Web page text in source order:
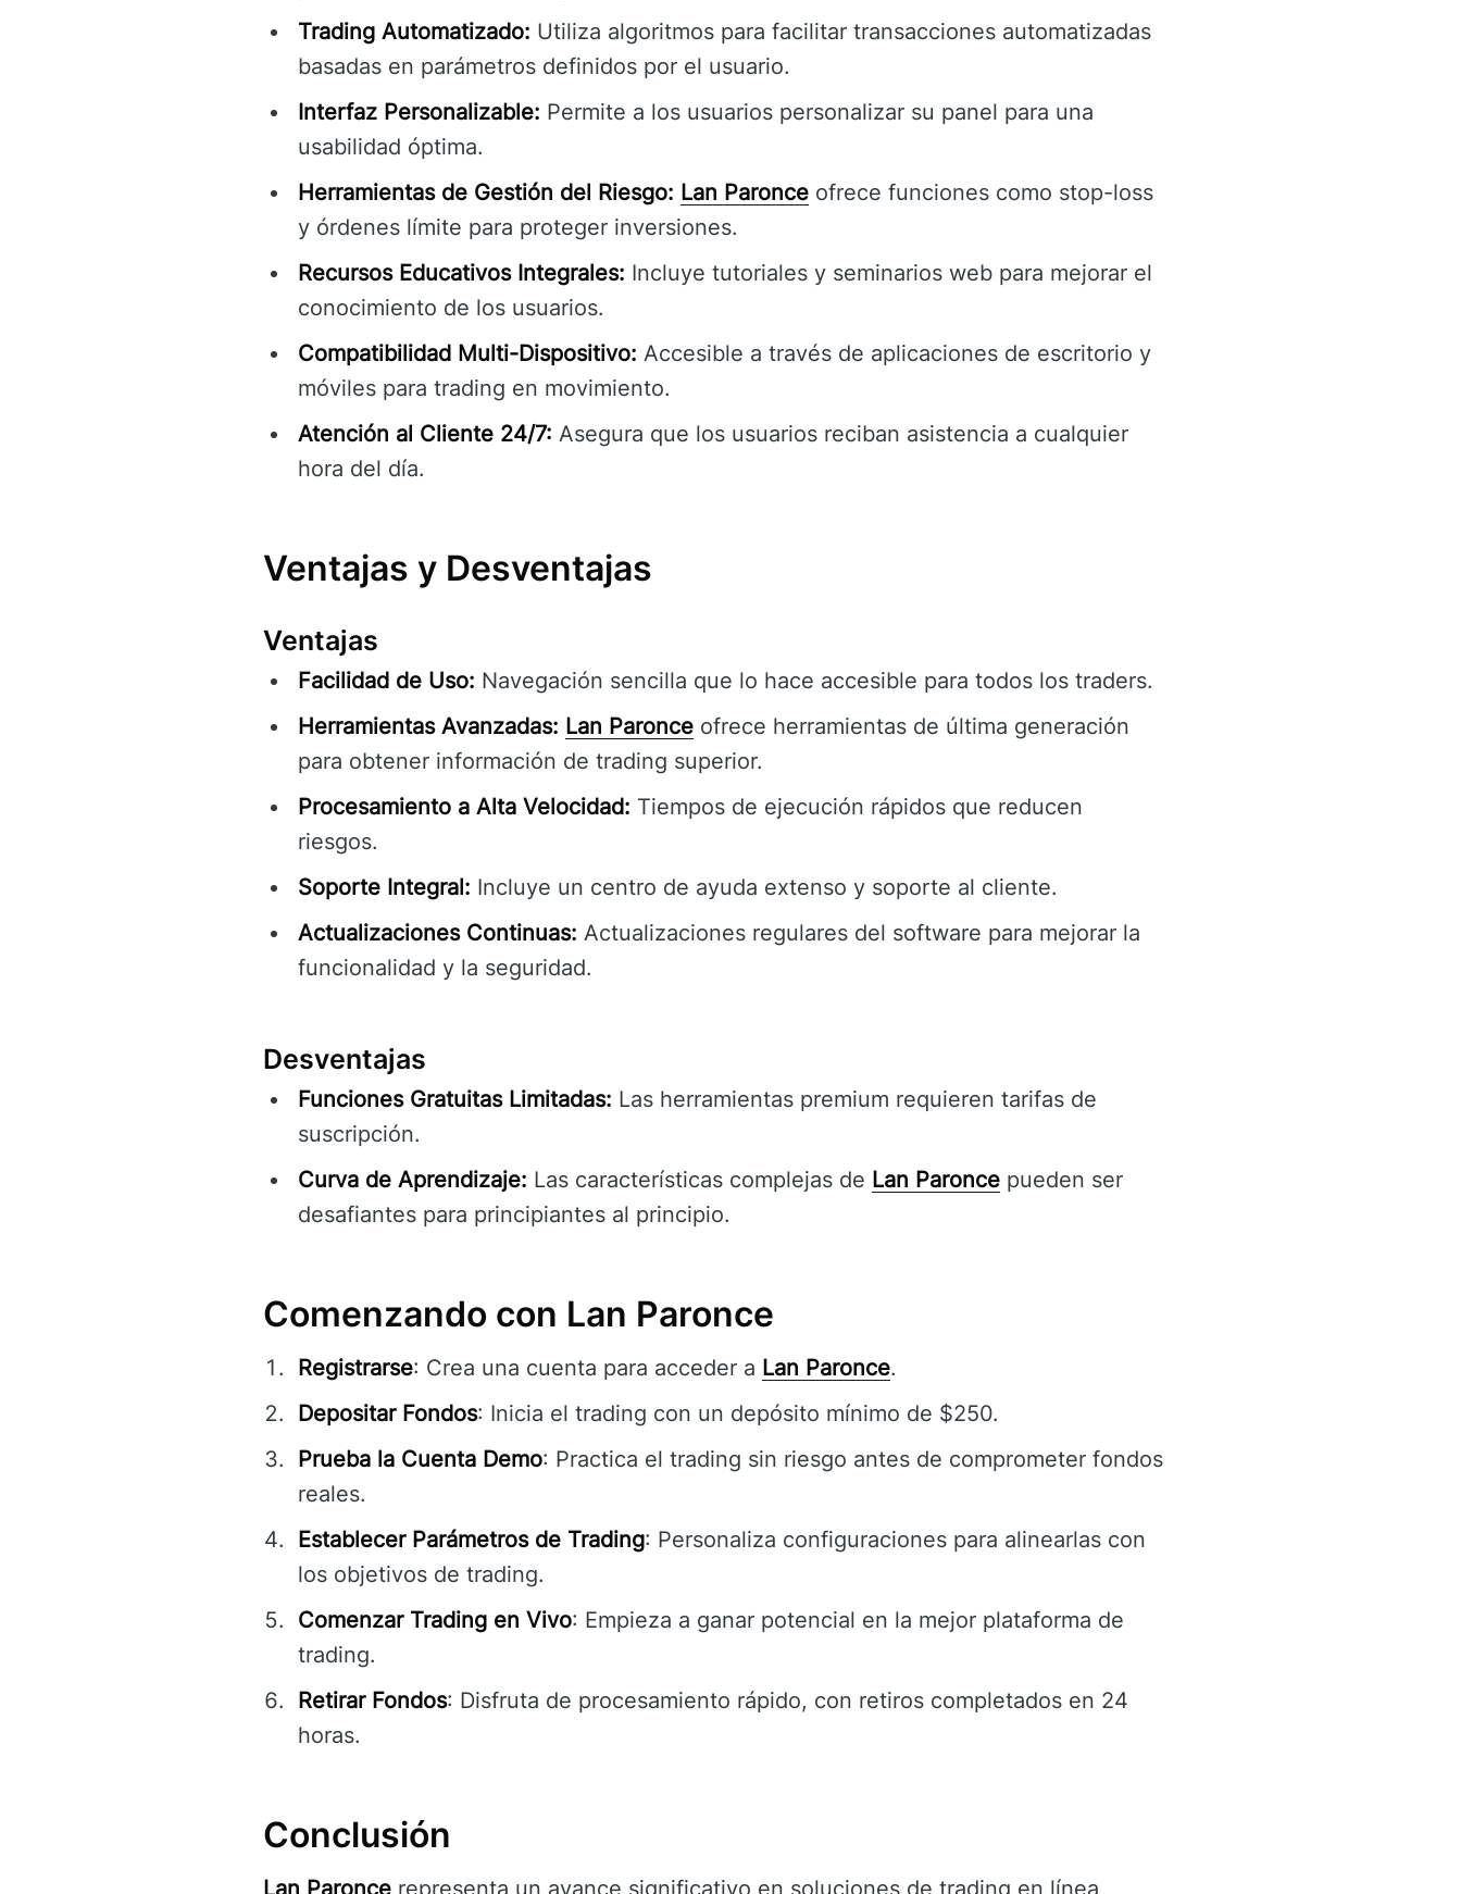
Trading Automatizado: Utiliza algoritmos para facilitar transacciones automatizadas
basadas en parámetros definidos por el usuario.
Interfaz Personalizable: Permite a los usuarios personalizar su panel para una
usabilidad óptima.
Herramientas de Gestión del Riesgo: Lan Paronce ofrece funciones como stop-loss
y órdenes límite para proteger inversiones.
Recursos Educativos Integrales: Incluye tutoriales y seminarios web para mejorar el
conocimiento de los usuarios.
Compatibilidad Multi-Dispositivo: Accesible a través de aplicaciones de escritorio y
móviles para trading en movimiento.
Atención al Cliente 24/7: Asegura que los usuarios reciban asistencia a cualquier
hora del día.
Ventajas y Desventajas
Ventajas
Facilidad de Uso: Navegación sencilla que lo hace accesible para todos los traders.
Herramientas Avanzadas: Lan Paronce ofrece herramientas de última generación
para obtener información de trading superior.
Procesamiento a Alta Velocidad: Tiempos de ejecución rápidos que reducen
riesgos.
Soporte Integral: Incluye un centro de ayuda extenso y soporte al cliente.
Actualizaciones Continuas: Actualizaciones regulares del software para mejorar la
funcionalidad y la seguridad.
Desventajas
Funciones Gratuitas Limitadas: Las herramientas premium requieren tarifas de
suscripción.
Curva de Aprendizaje: Las características complejas de Lan Paronce pueden ser
desafiantes para principiantes al principio.
Comenzando con Lan Paronce
Registrarse: Crea una cuenta para acceder a Lan Paronce.
Depositar Fondos: Inicia el trading con un depósito mínimo de $250.
Prueba la Cuenta Demo: Practica el trading sin riesgo antes de comprometer fondos
reales.
Establecer Parámetros de Trading: Personaliza configuraciones para alinearlas con
los objetivos de trading.
Comenzar Trading en Vivo: Empieza a ganar potencial en la mejor plataforma de
trading.
Retirar Fondos: Disfruta de procesamiento rápido, con retiros completados en 24
horas.
Conclusión
Lan Paronce representa un avance significativo en soluciones de trading en línea,